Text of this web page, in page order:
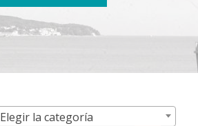
Elegir la categoría